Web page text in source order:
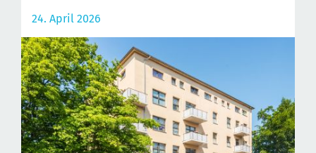
24. April 2026